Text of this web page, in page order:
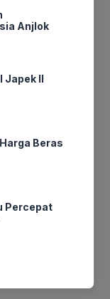
dan
Petani
demo…
Anjlok
Japek II
Beras
Percepat